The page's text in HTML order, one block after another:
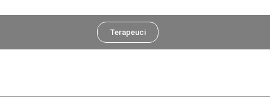
Terapeuci